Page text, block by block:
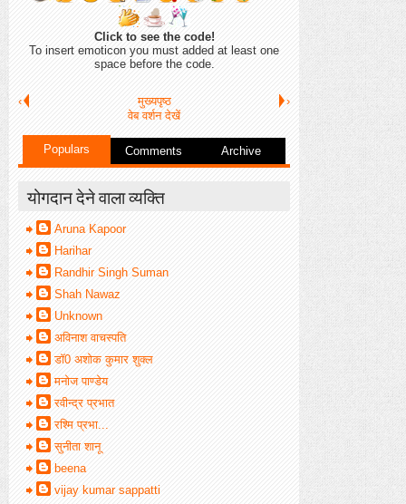
Click to see the code!
To insert emoticon you must added at least one
space before the code.
‹ ›
मुख्यपृष्ठ
वेब वर्शन देखें
Populars Comments Archive
योगदान देने वाला व्यक्ति
Aruna Kapoor
Harihar
Randhir Singh Suman
Shah Nawaz
Unknown
अविनाश वाचस्पति
डॉ0 अशोक कुमार शुक्ल
मनोज पाण्डेय
रवीन्द्र प्रभात
रश्मि प्रभा...
सुनीता शानू
beena
vijay kumar sappatti